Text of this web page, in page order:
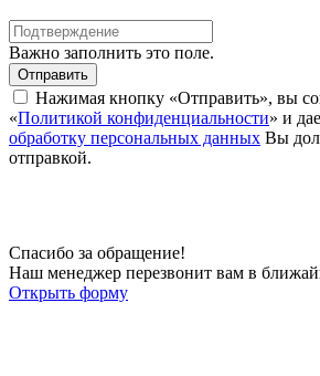
Важно заполнить это поле.
Отправить
Нажимая кнопку «Отправить», вы
«Политикой конфиденциальности» и
обработку персональных данных Вы
отправкой.
Спасибо за обращение!
Наш менеджер перезвонит вам в
Открыть форму